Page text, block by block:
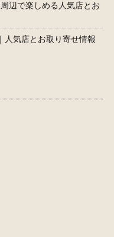
辺で楽しめる人気店とお
人気店とお取り寄せ情報